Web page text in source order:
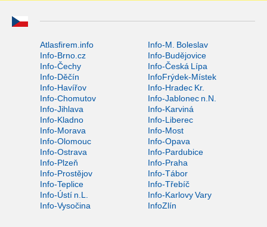
Atlasfirem.info
Info-M. Boleslav
Info-Brno.cz
Info-Budějovice
Info-Čechy
Info-Česká Lípa
Info-Děčín
InfoFrýdek-Místek
Info-Havířov
Info-Hradec Kr.
Info-Chomutov
Info-Jablonec n.N.
Info-Jihlava
Info-Karviná
Info-Kladno
Info-Liberec
Info-Morava
Info-Most
Info-Olomouc
Info-Opava
Info-Ostrava
Info-Pardubice
Info-Plzeň
Info-Praha
Info-Prostějov
Info-Tábor
Info-Teplice
Info-Třebíč
Info-Ústí n.L.
Info-Karlovy Vary
Info-Vysočina
InfoZlín